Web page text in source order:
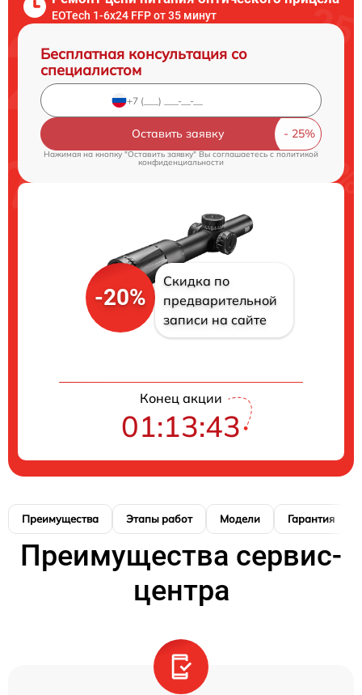
EOTech 1-6x24 FFP от 35 минут
Бесплатная консультация со
специалистом
Оставить заявку
Нажимая на кнопку "Оставить заявку" Вы соглашаетесь cполитикой
конфиденциальности
-20%
Скидка по
предварительной
записи на сайте
Конец акции
01:13:42
Преимущества Этапы работ Модели Гарантия
Преимущества сервис-
центра